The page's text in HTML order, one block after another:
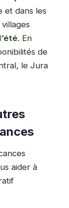
et dans les
. En
de
le Jura
aider à